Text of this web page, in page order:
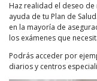
Haz realidad el deseo
ayuda de tu Plan de
en la mayoría de
los exámenes que
Podrás acceder por
diarios y centros